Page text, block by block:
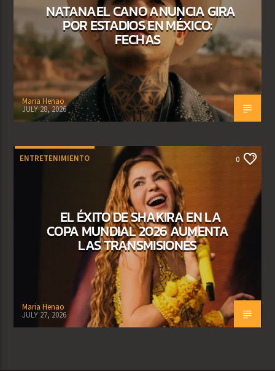
NATANAEL CANO ANUNCIA GIRA
POR ESTADIOS EN MÉXICO:
FECHAS
Maria Henao
JULY 28, 2026
ENTRETENIMIENTO 0
EL ÉXITO DE SHAKIRA EN LA
COPA MUNDIAL 2026 AUMENTA
LAS TRANSMISIONES
Maria Henao
JULY 27, 2026